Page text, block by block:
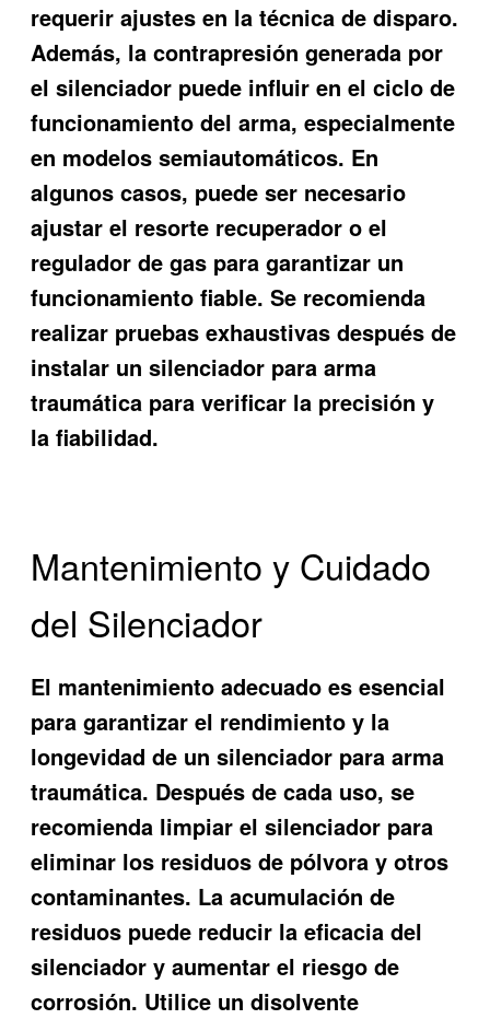
requerir ajustes en la técnica de disparo.
Además, la contrapresión generada por
el silenciador puede influir en el ciclo de
funcionamiento del arma, especialmente
en modelos semiautomáticos. En
algunos casos, puede ser necesario
ajustar el resorte recuperador o el
regulador de gas para garantizar un
funcionamiento fiable. Se recomienda
realizar pruebas exhaustivas después de
instalar un silenciador para arma
traumática para verificar la precisión y
la fiabilidad.
Mantenimiento y Cuidado
del Silenciador
El mantenimiento adecuado es esencial
para garantizar el rendimiento y la
longevidad de un silenciador para arma
traumática. Después de cada uso, se
recomienda limpiar el silenciador para
eliminar los residuos de pólvora y otros
contaminantes. La acumulación de
residuos puede reducir la eficacia del
silenciador y aumentar el riesgo de
corrosión. Utilice un disolvente